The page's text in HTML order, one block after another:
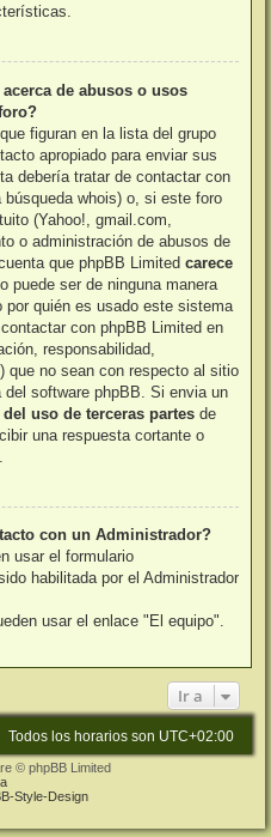
de abusos o usos
figuran en la lista del grupo
apropiado para enviar sus
debería tratar de contactar con
búsqueda whois) o, si este foro
(Yahoo!, gmail.com,
o administración de abusos de
que phpBB Limited carece
puede ser de ninguna manera
por quién es usado este sistema
con phpBB Limited en
responsabilidad,
que no sean con respecto al sitio
software phpBB. Si envia un
uso de terceras partes de
una respuesta cortante o
con un Administrador?
usar el formulario
habilitada por el Administrador
usar el enlace "El equipo".
Ir a
Todos los horarios son UTC+02:00
© phpBB Limited
Style-Design